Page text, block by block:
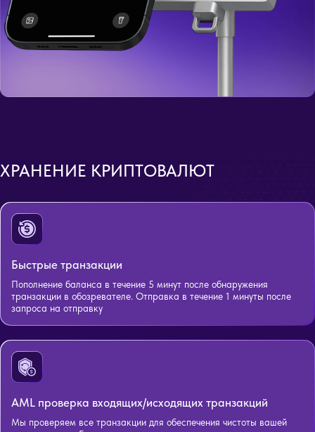
ХРАНЕНИЕ КРИПТОВАЛЮТ
Быстрые транзакции
Пополнение баланса в течение 5 минут после обнаружения
транзакции в обозревателе. Отправка в течение 1 минуты после
запроса на отправку
AML проверка входящих/исходящих транзакций
Мы проверяем все транзакции для обеспечения чистоты вашей